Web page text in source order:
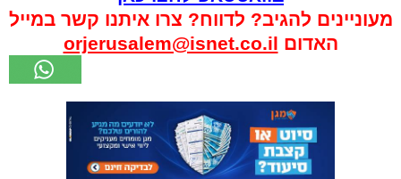
מעוניינים להגיב? לדווח? צרו איתנו קשר במייל
האדום orjerusalem@isnet.co.il